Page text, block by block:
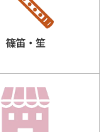
篠笛・笙